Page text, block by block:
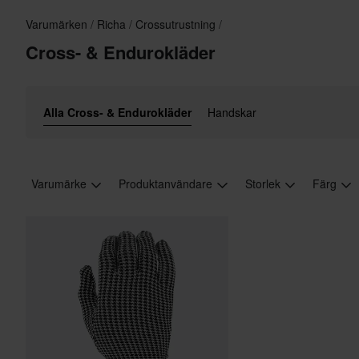
Varumärken Richa Crossutrustning
Cross- & Endurokläder
Alla Cross- & Endurokläder Handskar
Varumärke Produktanvändare Storlek Färg